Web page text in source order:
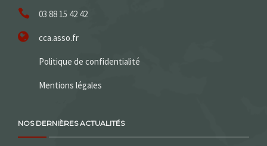
03 88 15 42 42
cca.asso.fr
Politique de confidentialité
Mentions légales
NOS DERNIÈRES ACTUALITÉS